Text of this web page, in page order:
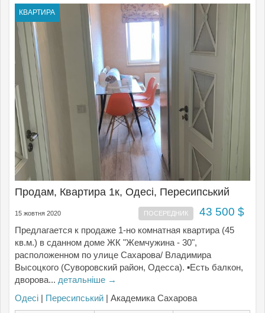
КВАРТИРА
Продам, Квартира 1к, Одесі, Пересипський
15 жовтня 2020 ПОСЕРЕДНИК 43 500 $
Предлагается к продаже 1-но комнатная квартира (45
кв.м.) в сданном доме ЖК "Жемчужина - 30",
расположенном по улице Сахарова/ Владимира
Высоцкого (Суворовский район, Одесса). ▪Есть балкон,
дворова... детальніше →
Одесі | Пересипський | Академика Сахарова